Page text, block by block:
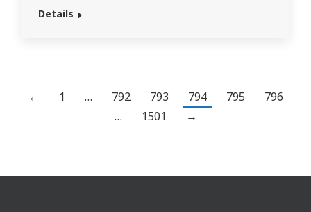
топтармен барып, “Айша Бибі” мәдени
жандандырады. Орталыққа бару 1
қазанда өтетін Қарттар күніне
Details
← 1 … 792 793 794 795
796
…
1501 →